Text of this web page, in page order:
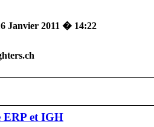
Janvier 2011 � 14:22
et IGH